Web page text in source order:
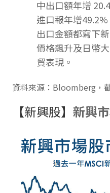
中出口額年增
進口報年增
出口金額都寫下
價格飆升及日幣
貿表現。
資料來源：Bloomberg，
【新興股】 新興